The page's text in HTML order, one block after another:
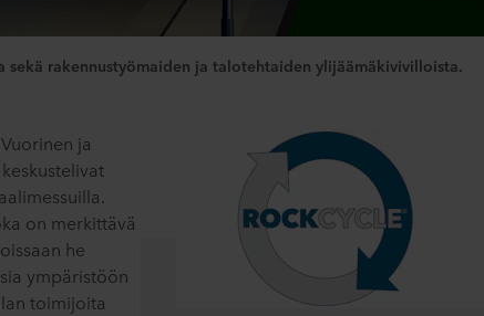
rakennustyömaiden ja talotehtaiden ylijäämäkivivilloista.
ja
on merkittävä
he
ympäristöön
toimijoita